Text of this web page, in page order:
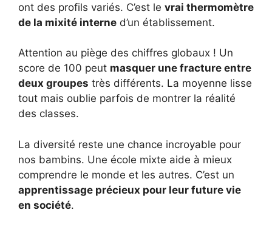
ont des profils variés. C’est le vrai thermomètre
de la mixité interne d’un établissement.
Attention au piège des chiffres globaux ! Un
score de 100 peut masquer une fracture entre
deux groupes très différents. La moyenne lisse
tout mais oublie parfois de montrer la réalité
des classes.
La diversité reste une chance incroyable pour
nos bambins. Une école mixte aide à mieux
comprendre le monde et les autres. C’est un
apprentissage précieux pour leur future vie
en société.